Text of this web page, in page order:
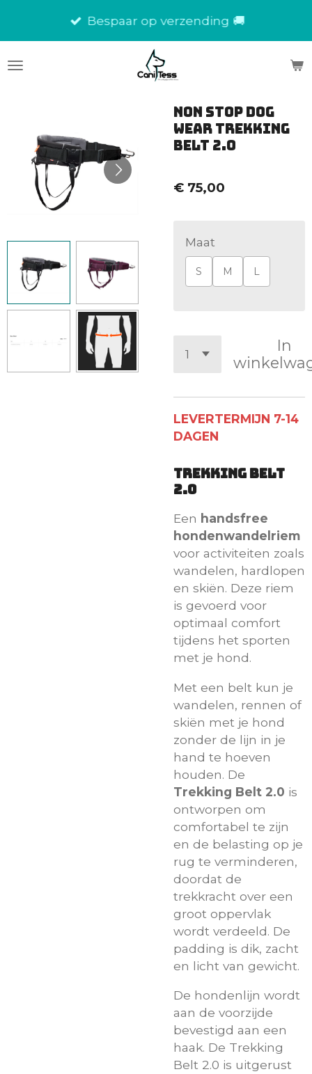
de
Bespaar op verzending 🚚
NON STOP Dog
wear Trekking
Belt 2.0
€ 75,00
Maat
S M L
In
LEVERTERMIJN 7-14
DAGEN
Trekking Belt
2.0
Een handsfree
hondenwandelriem
voor activiteiten zoals
wandelen, hardlopen
en skiën. Deze riem
is gevoerd voor
optimaal comfort
tijdens het sporten
met je hond.
Met een belt kun je
wandelen, rennen of
skiën met je hond
zonder de lijn in je
hand te hoeven
houden. De
Trekking Belt 2.0 is
ontworpen om
comfortabel te zijn
en de belasting op je
rug te verminderen,
doordat de
trekkracht over een
groot oppervlak
wordt verdeeld. De
padding is dik, zacht
en licht van gewicht.
De hondenlijn wordt
aan de voorzijde
bevestigd aan een
haak. De Trekking
Belt 2.0 is uitgerust